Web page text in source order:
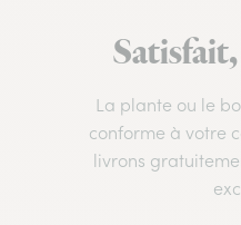
La plante ou le
conforme à votre
livrons